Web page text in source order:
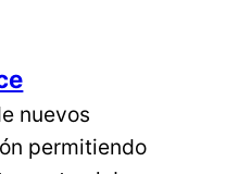
nuevos
permitiendo